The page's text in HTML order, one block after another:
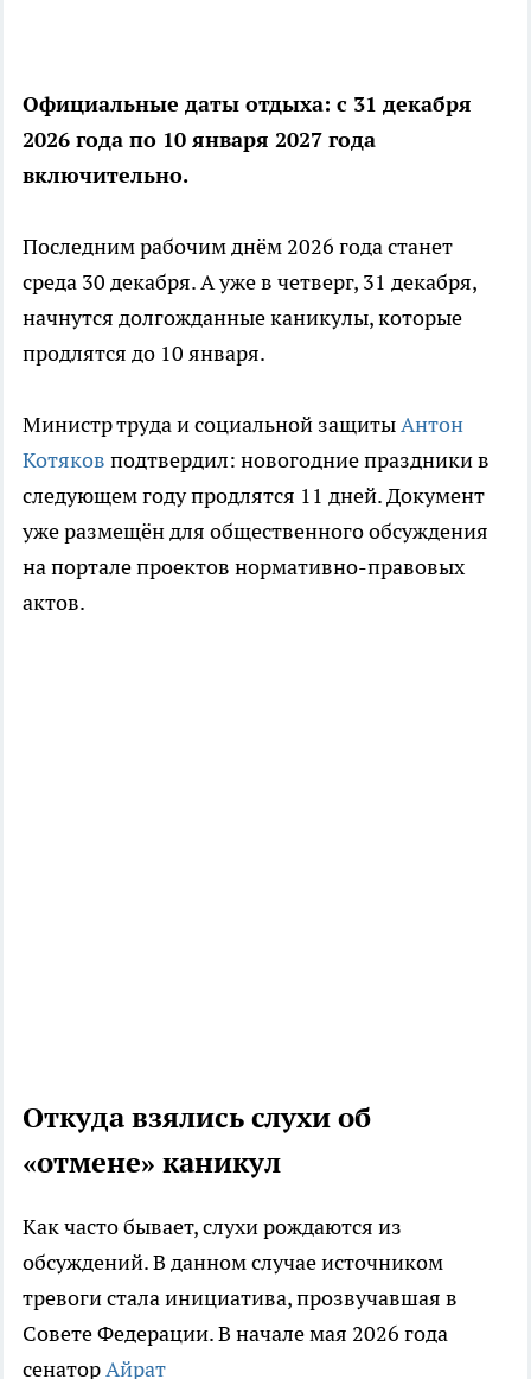
Официальные даты отдыха: с 31 декабря
2026 года по 10 января 2027 года
включительно.
Последним рабочим днём 2026 года станет
среда 30 декабря. А уже в четверг, 31 декабря,
начнутся долгожданные каникулы, которые
продлятся до 10 января.
Министр труда и социальной защитыАнтон
Котяков подтвердил: новогодние праздники в
следующем году продлятся 11 дней. Документ
уже размещён для общественного обсуждения
на портале проектов нормативно-правовых
актов.
Откуда взялись слухи об
«отмене» каникул
Как часто бывает, слухи рождаются из
обсуждений. В данном случае источником
тревоги стала инициатива, прозвучавшая в
Совете Федерации. В начале мая 2026 года
сенаторАйрат